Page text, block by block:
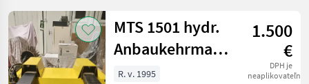
MTS 1501 hydr.
Anbaukehrmaschine
für Stapler,
1.500
€
DPH je
neaplikovateľné
R. v. 1995